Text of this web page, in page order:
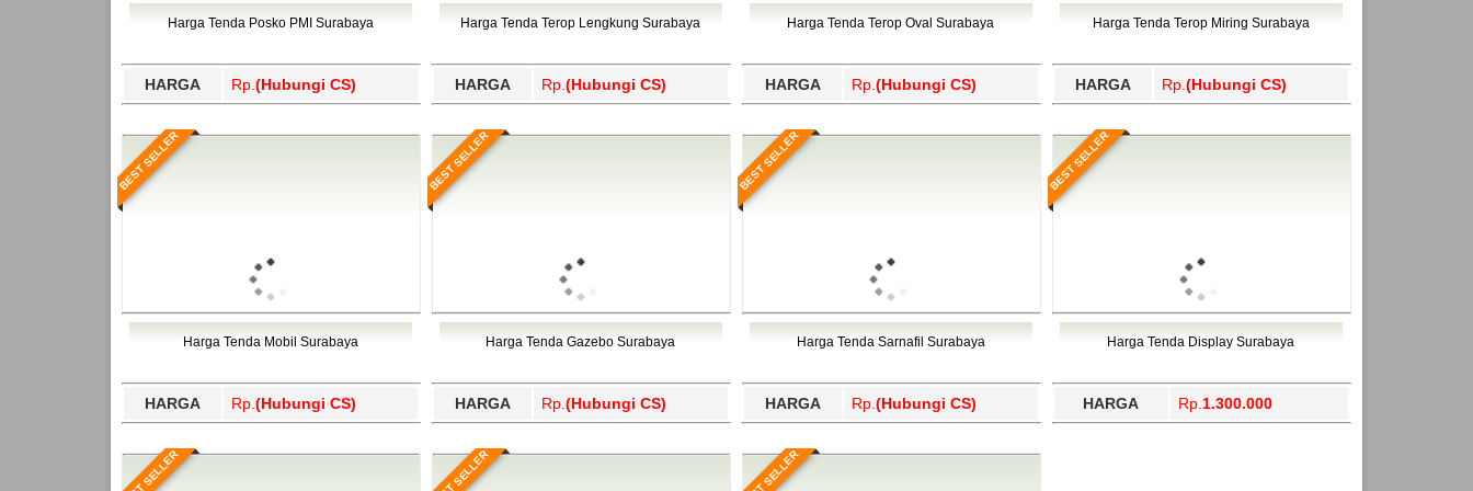
Bawang Barat, Tulangbawang, Tulungagung, Wajo, Wakatobi, Waropen, Way Kanan, Wonogiri, Wonosobo, Yahukimo, Yalimo, Yogyakarta.
Harga Tenda Posko PMI Surabaya
HARGA Rp. (Hubungi CS)
Harga Tenda Terop Lengkung Surabaya
HARGA Rp. (Hubungi CS)
Harga Tenda Terop Oval Surabaya
HARGA Rp. (Hubungi CS)
Harga Tenda Terop Miring Surabaya
HARGA Rp. (Hubungi CS)
BEST SELLER
Harga Tenda Mobil Surabaya
HARGA Rp. (Hubungi CS)
BEST SELLER
Harga Tenda Gazebo Surabaya
HARGA Rp. (Hubungi CS)
BEST SELLER
Harga Tenda Sarnafil Surabaya
HARGA Rp. (Hubungi CS)
BEST SELLER
Harga Tenda Display Surabaya
HARGA Rp. 1.300.000